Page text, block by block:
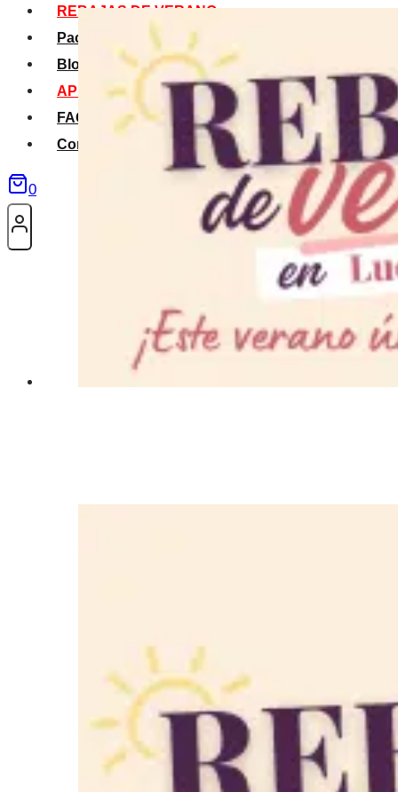
REBAJAS DE VERANO
Packs Verano
Blog
APP La Tribu
FAQS
Contacto
0